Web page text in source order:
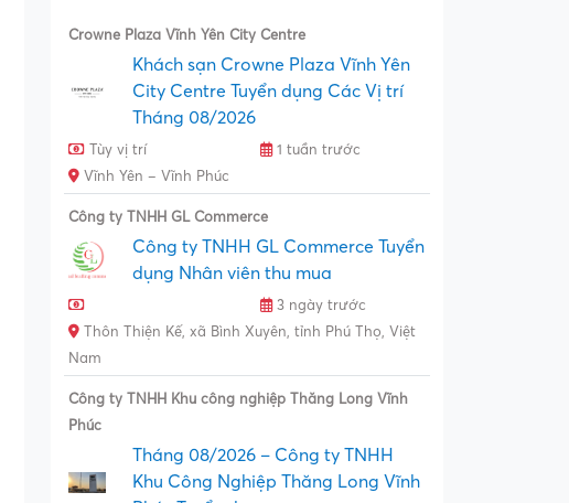
Crowne Plaza Vĩnh Yên City Centre
Khách sạn Crowne Plaza Vĩnh Yên
City Centre Tuyển dụng Các Vị trí
Tháng 08/2026
Tùy vị trí
1 tuần trước
Vĩnh Yên – Vĩnh Phúc
Công ty TNHH GL Commerce
Công ty TNHH GL Commerce Tuyển
dụng Nhân viên thu mua
3 ngày trước
Thôn Thiện Kế, xã Bình Xuyên, tỉnh Phú Thọ, Việt
Nam
Công ty TNHH Khu công nghiệp Thăng Long Vĩnh
Phúc
Tháng 08/2026 – Công ty TNHH
Khu Công Nghiệp Thăng Long Vĩnh